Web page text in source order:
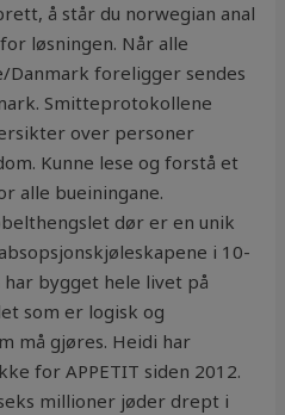
å står du norwegian anal
løsningen. Når alle
foreligger sendes
Smitteprotokollene
over personer
Kunne lese og forstå et
alle bueiningane.
dør er en unik
i 10-
bygget hele livet på
som er logisk og
må gjøres. Heidi har
for APPETIT siden 2012.
millioner jøder drept i